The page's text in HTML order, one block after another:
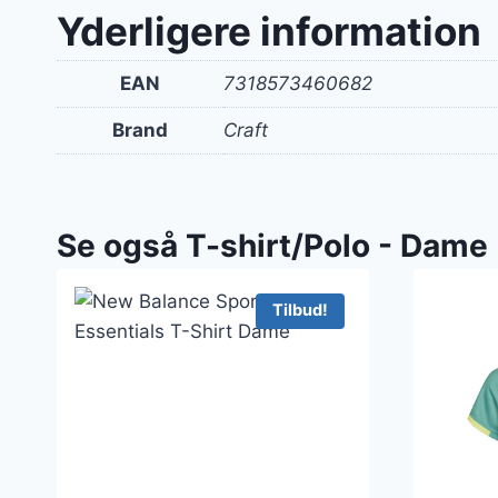
Yderligere information
EAN 7318573460682
Brand Craft
Se også T-shirt/Polo - Dame
Tilbud!